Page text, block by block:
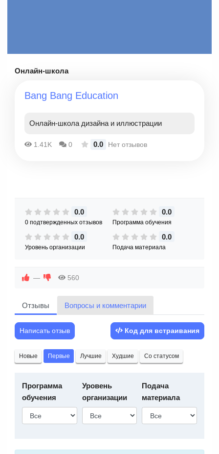
Онлайн-школа
Bang Bang Education
Онлайн-школа дизайна и иллюстрации
1.41K 0 0.0 Нет отзывов
0.0
0 подтвержденных отзывов
0.0
Программа обучения
0.0
Уровень организации
0.0
Подача материала
— 560
Отзывы Вопросы и комментарии
Написать отзыв Код для встраивания
Новые Первые Лучшие Худшие Со статусом
Программа
обучения
Уровень
организации
Подача
материала